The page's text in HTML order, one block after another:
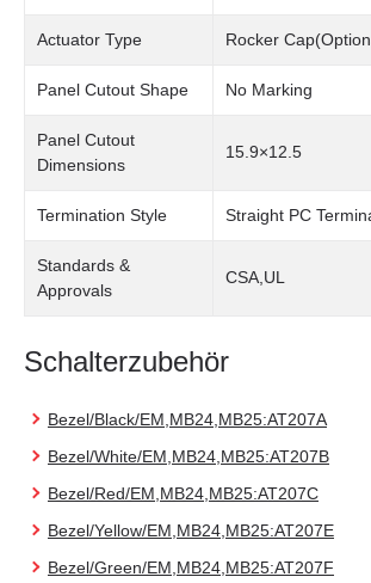
Actuator Type Rocker
Panel Cutout Shape No Marking
Panel Cutout
Dimensions
15.9×12.5
Termination Style Straight PC
Standards &
Approvals
CSA,UL
Schalterzubehör
Bezel/Black/EM,MB24,MB25:AT207A
Bezel/White/EM,MB24,MB25:AT207B
Bezel/Red/EM,MB24,MB25:AT207C
Bezel/Yellow/EM,MB24,MB25:AT207E
Bezel/Green/EM,MB24,MB25:AT207F